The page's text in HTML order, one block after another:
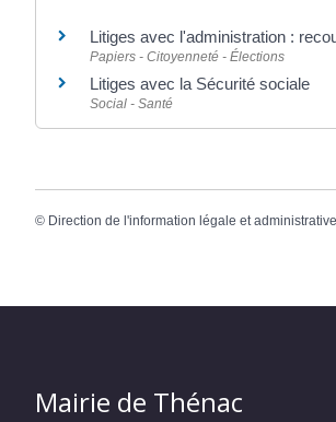
Litiges avec l'administration :
Papiers - Citoyenneté - Élections
Litiges avec la Sécurité sociale
Social - Santé
© Direction de l'information légale et administrative
Mairie de Thénac